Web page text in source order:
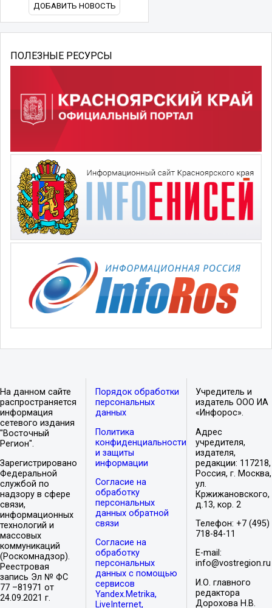
ДОБАВИТЬ НОВОСТЬ
ПОЛЕЗНЫЕ РЕСУРСЫ
На данном сайте
распространяется
информация
сетевого издания
"Восточный
Регион".
Зарегистрировано
Федеральной
службой по
надзору в сфере
связи,
информационных
технологий и
массовых
коммуникаций
(Роскомнадзор).
Реестровая
запись Эл № ФС
77 –81971 от
24.09.2021 г.
Порядок обработки
персональных
данных
Политика
конфиденциальности
и защиты
информации
Согласие на
обработку
персональных
данных обратной
связи
Согласие на
обработку
персональных
данных с помощью
сервисов
Yandex.Metrika,
LiveInternet,
Учредитель и
издатель ООО ИА
«Инфорос».
Адрес
учредителя,
издателя,
редакции: 117218,
Россия, г. Москва,
ул.
Кржижановского,
д.13, кор. 2
Телефон: +7 (495)
718-84-11
E-mail:
info@vostregion.ru
И.О. главного
редактора
Дорохова Н.В.